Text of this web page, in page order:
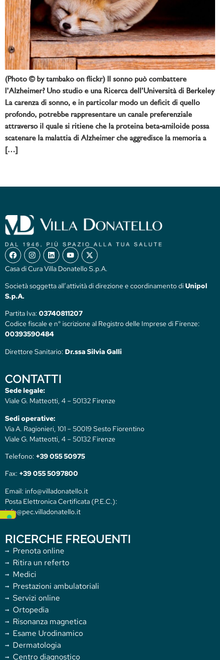
(Photo © by tambako on flickr) Il sonno può combattere
l’Alzheimer? Uno studio e una Ricerca dell’Università di Berkeley
La carenza di sonno, e in particolar modo un deficit di quello
profondo, potrebbe rappresentare un canale preferenziale
attraverso il quale si ritiene che la proteina beta-amiloide possa
scatenare la malattia di Alzheimer che aggredisce la memoria a
[…]
Casa di Cura Villa Donatello S.p.A.
Società soggetta all’attività di direzione e coordinamento diUnipol
S.p.A.
Partita Iva: 03740811207
Codice fiscale e n° iscrizione al Registro delle Imprese di Firenze:
00393590484
Direttore Sanitario: Dr.ssa Silvia Galli
CONTATTI
Sede legale:
Viale G. Matteotti, 4 – 50132 Firenze
Sedi operative:
Via A. Ragionieri, 101 – 50019 Sesto Fiorentino
Viale G. Matteotti, 4 – 50132 Firenze
Telefono: +39 055 50975
Fax: +39 055 5097800
Email: info@villadonatello.it
Posta Elettronica Certificata (P.E.C.):
info@pec.villadonatello.it
RICERCHE FREQUENTI
Prenota online
Ritira un referto
Medici
Prestazioni ambulatoriali
Servizi online
Ortopedia
Risonanza magnetica
Esame Urodinamico
Dermatologia
Centro diagnostico